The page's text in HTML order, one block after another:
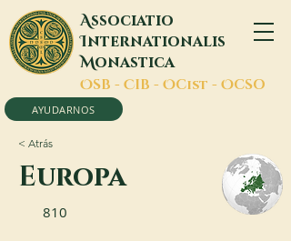
Associatio
Internationalis
Monastica
OSB - CIB - OCist - OCSO
AYUDARNOS
< Atrás
Europa
810